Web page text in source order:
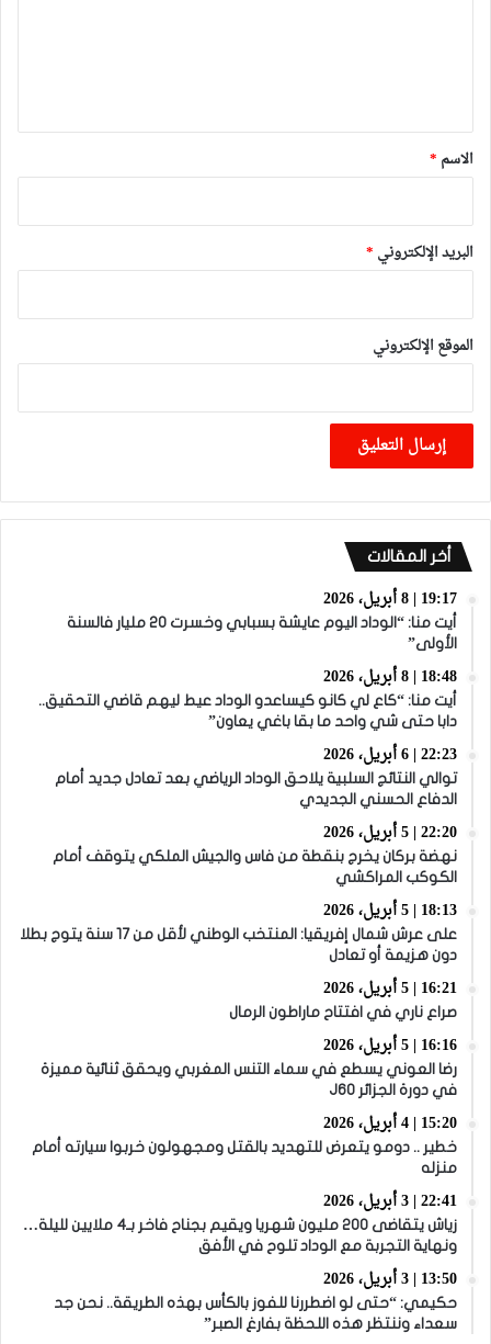
*
الاسم *
البريد الإلكتروني *
الموقع الإلكتروني
أخر المقالات
19:17 | 8 أبريل، 2026
أيت منا: “الوداد اليوم عايشة بسبابي وخسرت 20 مليار فالسنة
الأولى”
18:48 | 8 أبريل، 2026
أيت منا: “كاع لي كانو كيساعدو الوداد عيط ليهم قاضي التحقيق..
دابا حتى شي واحد ما بقا باغي يعاون”
22:23 | 6 أبريل، 2026
توالي النتائج السلبية يلاحق الوداد الرياضي بعد تعادل جديد أمام
الدفاع الحسني الجديدي
22:20 | 5 أبريل، 2026
نهضة بركان يخرج بنقطة من فاس والجيش الملكي يتوقف أمام
الكوكب المراكشي
18:13 | 5 أبريل، 2026
على عرش شمال إفريقيا: المنتخب الوطني لأقل من 17 سنة يتوج بطلا
دون هزيمة أو تعادل
16:21 | 5 أبريل، 2026
صراع ناري في افتتاح ماراطون الرمال
16:16 | 5 أبريل، 2026
رضا العوني يسطع في سماء التنس المغربي ويحقق ثنائية مميزة
في دورة الجزائر J60
15:20 | 4 أبريل، 2026
خطير .. دومو يتعرض للتهديد بالقتل ومجهولون خربوا سيارته أمام
منزله
22:41 | 3 أبريل، 2026
زياش يتقاضى 200 مليون شهريا ويقيم بجناح فاخر بـ4 ملايين لليلة…
ونهاية التجربة مع الوداد تلوح في الأفق
13:50 | 3 أبريل، 2026
حكيمي: “حتى لو اضطررنا للفوز بالكأس بهذه الطريقة.. نحن جد
سعداء وننتظر هذه اللحظة بفارغ الصبر”